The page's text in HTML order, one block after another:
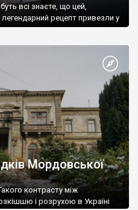
всі знаєте, що цей,
легендарний рецепт привезли у
Мордовської
контрасту між
і розрухою в Україні